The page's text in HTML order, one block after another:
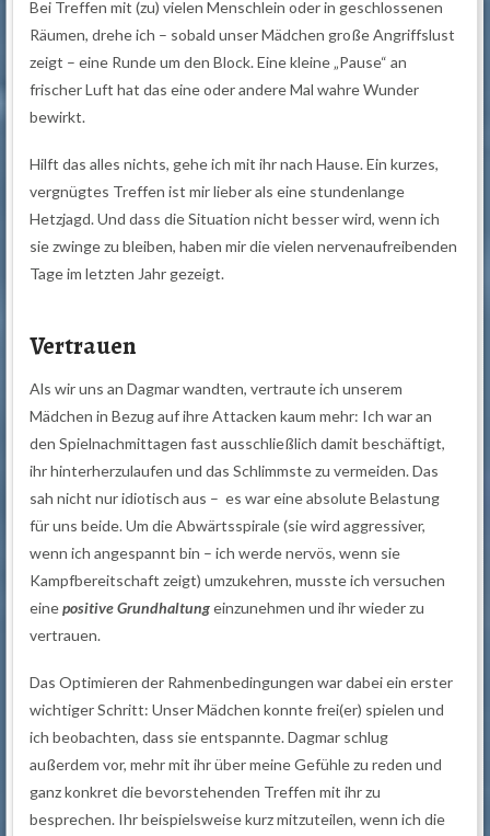
Bei Treffen mit (zu) vielen Menschlein oder in geschlossenen
Räumen, drehe ich – sobald unser Mädchen große Angriffslust
zeigt – eine Runde um den Block. Eine kleine „Pause“ an
frischer Luft hat das eine oder andere Mal wahre Wunder
bewirkt.
Hilft das alles nichts, gehe ich mit ihr nach Hause. Ein kurzes,
vergnügtes Treffen ist mir lieber als eine stundenlange
Hetzjagd. Und dass die Situation nicht besser wird, wenn ich
sie zwinge zu bleiben, haben mir die vielen nervenaufreibenden
Tage im letzten Jahr gezeigt.
Vertrauen
Als wir uns an Dagmar wandten, vertraute ich unserem
Mädchen in Bezug auf ihre Attacken kaum mehr: Ich war an
den Spielnachmittagen fast ausschließlich damit beschäftigt,
ihr hinterherzulaufen und das Schlimmste zu vermeiden. Das
sah nicht nur idiotisch aus – es war eine absolute Belastung
für uns beide. Um die Abwärtsspirale (sie wird aggressiver,
wenn ich angespannt bin – ich werde nervös, wenn sie
Kampfbereitschaft zeigt) umzukehren, musste ich versuchen
einepositive Grundhaltungeinzunehmen und ihr wieder zu
vertrauen.
Das Optimieren der Rahmenbedingungen war dabei ein erster
wichtiger Schritt: Unser Mädchen konnte frei(er) spielen und
ich beobachten, dass sie entspannte. Dagmar schlug
außerdem vor, mehr mit ihr über meine Gefühle zu reden und
ganz konkret die bevorstehenden Treffen mit ihr zu
besprechen. Ihr beispielsweise kurz mitzuteilen, wenn ich die